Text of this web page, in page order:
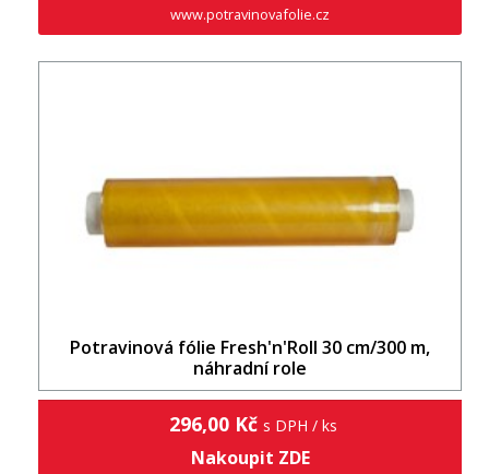
www.potravinovafolie.cz
Potravinová fólie Fresh'n'Roll 30 cm/300 m,
náhradní role
296,00 Kč s DPH / ks
Nakoupit ZDE